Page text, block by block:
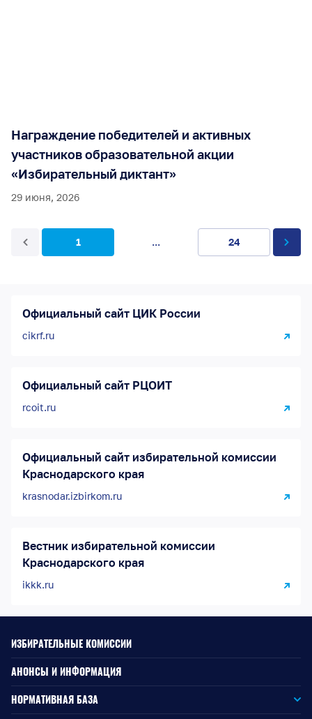
Награждение победителей и активных
участников образовательной акции
«Избирательный диктант»
29 июня, 2026
1 ... 24
Официальный сайт ЦИК России
cikrf.ru
Официальный сайт РЦОИТ
rcoit.ru
Официальный сайт избирательной комиссии
Краснодарского края
krasnodar.izbirkom.ru
Вестник избирательной комиссии
Краснодарского края
ikkk.ru
ИЗБИРАТЕЛЬНЫЕ КОМИССИИ
АНОНСЫ И ИНФОРМАЦИЯ
НОРМАТИВНАЯ БАЗА